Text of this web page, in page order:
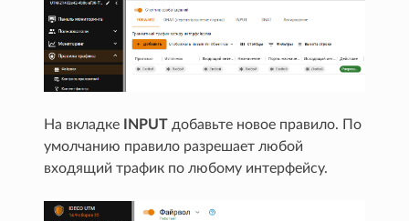
На вкладке INPUT добавьте новое правило. По
умолчанию правило разрешает любой
входящий трафик по любому интерфейсу.